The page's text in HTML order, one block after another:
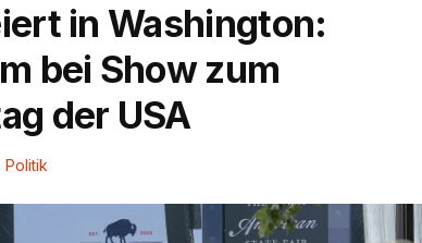
in Washington:
bei Show zum
der USA
Politik